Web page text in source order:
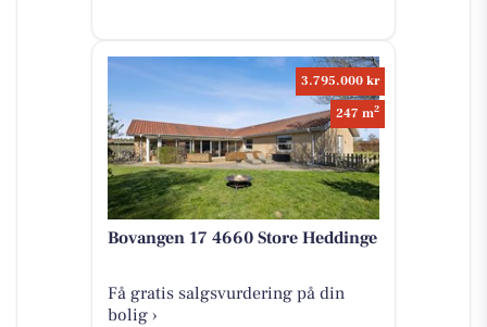
3.795.000 kr
247 m2
Bovangen 17 4660 Store Heddinge
Få gratis salgsvurdering på din
bolig ›